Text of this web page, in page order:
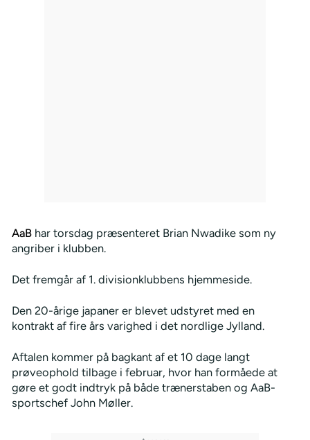
AaBhar torsdag præsenteret Brian Nwadike som ny
angriber i klubben.
Det fremgår af 1. divisionklubbens hjemmeside.
Den 20-årige japaner er blevet udstyret med en
kontrakt af fire års varighed i det nordlige Jylland.
Aftalen kommer på bagkant af et 10 dage langt
prøveophold tilbage i februar, hvor han formåede at
gøre et godt indtryk på både trænerstaben og AaB-
sportschef John Møller.